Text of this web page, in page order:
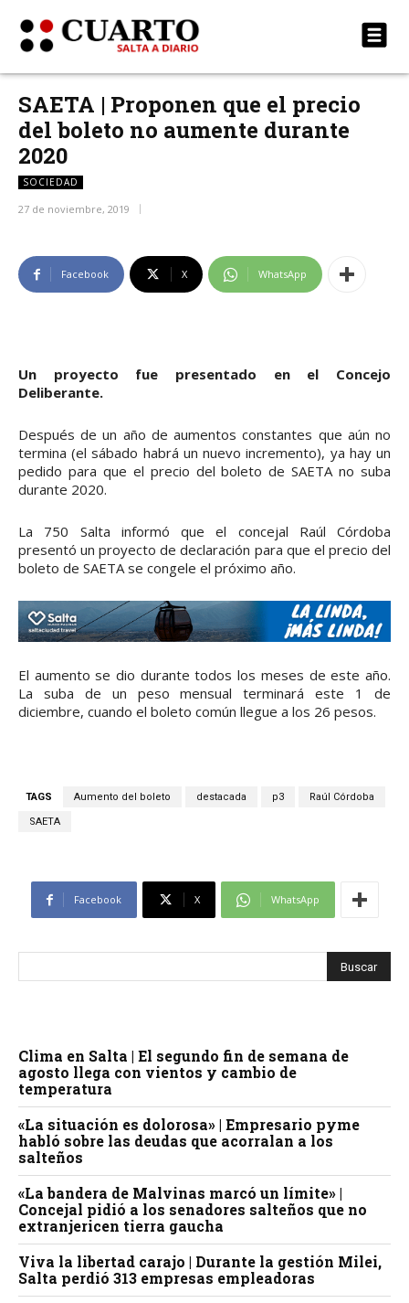
SAETA | Proponen que el precio
del boleto no aumente durante
2020
SOCIEDAD
27 de noviembre, 2019
Facebook X WhatsApp
Un proyecto fue presentado en el Concejo
Deliberante.
Después de un año de aumentos constantes que aún no
termina (el sábado habrá un nuevo incremento), ya hay un
pedido para que el precio del boleto de SAETA no suba
durante 2020.
La 750 Salta informó que el concejal Raúl Córdoba
presentó un proyecto de declaración para que el precio del
boleto de SAETA se congele el próximo año.
El aumento se dio durante todos los meses de este año.
La suba de un peso mensual terminará este 1 de
diciembre, cuando el boleto común llegue a los 26 pesos.
TAGS Aumento del boleto destacada p3 Raúl Córdoba
SAETA
Facebook X WhatsApp
Clima en Salta | El segundo fin de semana de
agosto llega con vientos y cambio de
temperatura
«La situación es dolorosa» | Empresario pyme
habló sobre las deudas que acorralan a los
salteños
«La bandera de Malvinas marcó un límite» |
Concejal pidió a los senadores salteños que no
extranjericen tierra gaucha
Viva la libertad carajo | Durante la gestión Milei,
Salta perdió 313 empresas empleadoras